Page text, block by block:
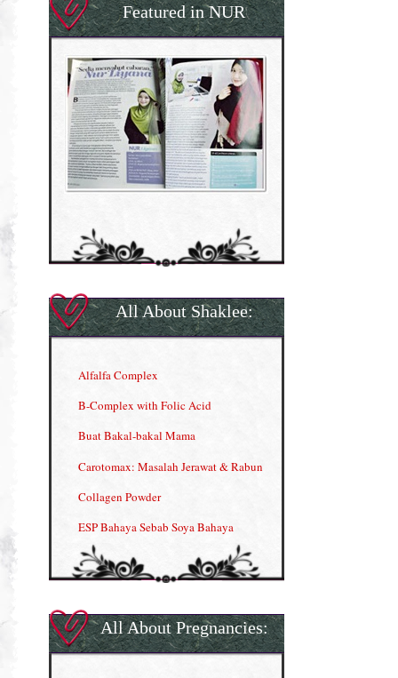
Featured in NUR
All About Shaklee:
Alfalfa Complex
B-Complex with Folic Acid
Buat Bakal-bakal Mama
Carotomax: Masalah Jerawat & Rabun
Collagen Powder
ESP Bahaya Sebab Soya Bahaya
ESP Produk Shaklee Paling HOT
Gla Complex (II)
Herbal Blend the Magic Cream
All About Pregnancies: